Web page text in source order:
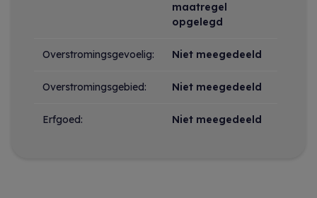
maatregel
opgelegd
Overstromingsgevoelig: Niet meegedeeld
Overstromingsgebied: Niet meegedeeld
Erfgoed: Niet meegedeeld